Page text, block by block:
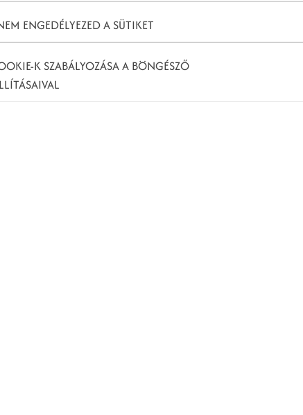
céged, illetve attól, hogy milyen értékesítési
példa az online és offline történő vásárlói
iránt érdeklődik
az azt jelenti, hogy előzetes kutatást
Ez a jelzés azonosítható például egy
is (például, ha egy felhasználó gyakran
iránt érdeklődik
akkor ez azt jelenti, hogy kíváncsi más,
terméked is fontos szerepet játszott.
meséljék el, amelyek legtöbb
ENGEDÉLYEZED A SÜTIKET
K SZABÁLYOZÁSA A BÖNGÉSZŐ